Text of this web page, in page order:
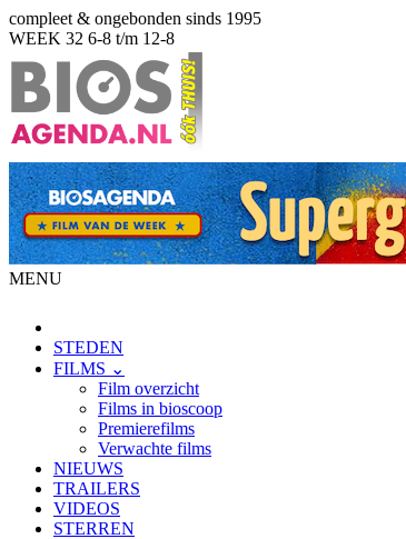
compleet & ongebonden sinds 1995
WEEK 32 6-8 t/m 12-8
MENU
STEDEN
FILMS ⌄
Film overzicht
Films in bioscoop
Premierefilms
Verwachte films
NIEUWS
TRAILERS
VIDEOS
STERREN